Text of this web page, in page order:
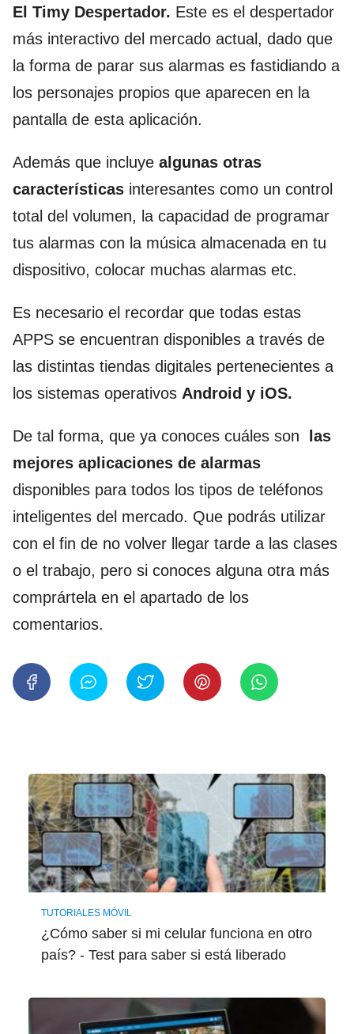
El Timy Despertador. Este es el despertador
más interactivo del mercado actual, dado que
la forma de parar sus alarmas es fastidiando a
los personajes propios que aparecen en la
pantalla de esta aplicación.
Además que incluye algunas otras
características interesantes como un control
total del volumen, la capacidad de programar
tus alarmas con la música almacenada en tu
dispositivo, colocar muchas alarmas etc.
Es necesario el recordar que todas estas
APPS se encuentran disponibles a través de
las distintas tiendas digitales pertenecientes a
los sistemas operativos Android y iOS.
De tal forma, que ya conoces cuáles son
las
mejores aplicaciones de alarmas
disponibles para todos los tipos de teléfonos
inteligentes del mercado. Que podrás utilizar
con el fin de no volver llegar tarde a las clases
o el trabajo, pero si conoces alguna otra más
comprártela en el apartado de los
comentarios.
TUTORIALES MÓVIL
¿Cómo saber si mi celular funciona en otro
país? - Test para saber si está liberado